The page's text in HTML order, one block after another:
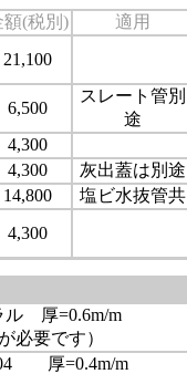
額(税別)
適用
21,100
6,500
スレート管別
途
4,300
4,300
灰出蓋は別途
14,800
塩ビ水抜管共
4,300
ル 厚=0.6m/m
必要です）
厚=0.4m/m